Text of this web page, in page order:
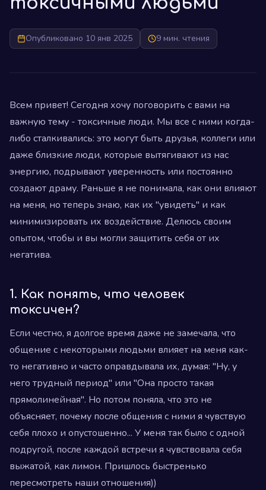
Опубликовано 10 янв 2025 9 мин. чтения
Всем привет! Сегодня хочу поговорить с вами на
важную тему - токсичные люди. Мы все с ними когда-
либо сталкивались: это могут быть друзья, коллеги или
даже близкие люди, которые вытягивают из нас
энергию, подрывают уверенность или постоянно
создают драму. Раньше я не понимала, как они влияют
на меня, но теперь знаю, как их "увидеть" и как
минимизировать их воздействие. Делюсь своим
опытом, чтобы и вы могли защитить себя от их
негатива.
1. Как понять, что человек
токсичен?
Если честно, я долгое время даже не замечала, что
общение с некоторыми людьми влияет на меня как-
то негативно и часто оправдывала их, думая: "Ну, у
него трудный период" или "Она просто такая
прямолинейная". Но потом поняла, что это не
объясняет, почему после общения с ними я чувствую
себя плохо и опустошенно... У меня так было с одной
подругой, после каждой встречи я чувствовала себя
выжатой, как лимон. Пришлось быстренько
пересмотреть наши отношения))